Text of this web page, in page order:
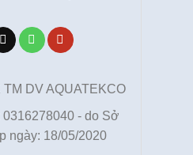
DV AQUATEKCO
- do Sở
ngày: 18/05/2020